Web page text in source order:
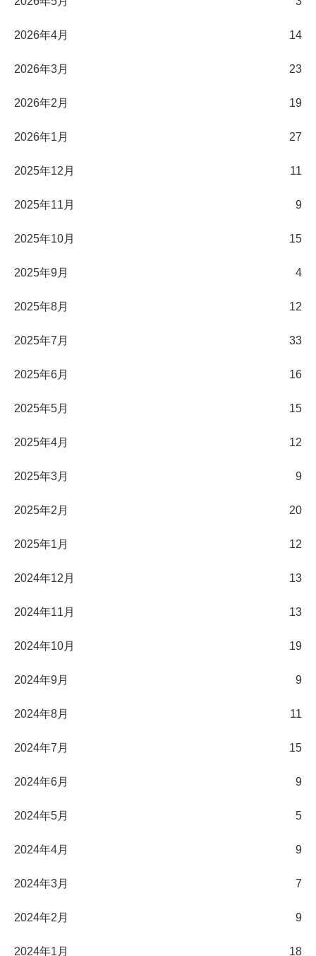
2026年4月 14
2026年3月 23
2026年2月 19
2026年1月 27
2025年12月 11
2025年11月 9
2025年10月 15
2025年9月 4
2025年8月 12
2025年7月 33
2025年6月 16
2025年5月 15
2025年4月 12
2025年3月 9
2025年2月 20
2025年1月 12
2024年12月 13
2024年11月 13
2024年10月 19
2024年9月 9
2024年8月 11
2024年7月 15
2024年6月 9
2024年5月 5
2024年4月 9
2024年3月 7
2024年2月 9
2024年1月 18